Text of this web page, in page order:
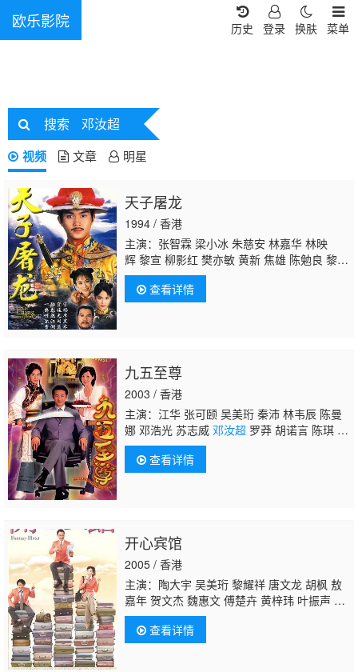
欧乐影院 菜单
换肤
登录
历史
搜索 邓汝超
视频 文章 明星
天子屠龙
1994 / 香港
主演：张智霖 梁小冰 朱慈安 林嘉华 林映
辉 黎宣 柳影红 樊亦敏 黄新 焦雄 陈勉良 黎汉
持 郭德信 江明辉 李耀敬 郭政鸿 林尚武 蔡国
庆 陈中坚 劉美珊 王维德 游飙 梁少狄 陈荣
峻 陆应康 陈燕航 林家栋 黄文标 萧山仁 关
查看详情
九五至尊
2003 / 香港
主演：江华 张可颐 吴美珩 秦沛 林韦辰 陈曼
娜 邓浩光 苏志威 邓汝超 罗莽 胡诺言 陈琪 郑
敬基 康华
查看详情
开心宾馆
2005 / 香港
主演：陶大宇 吴美珩 黎耀祥 唐文龙 胡枫 敖
嘉年 贺文杰 魏惠文 傅楚卉 黄梓玮 叶振声 徐
荣 马蹄露 林淑敏 杨嘉诺 戴耀明 陈勉良 李泳
豪 黄凤琼 余慕莲 廖丽丽 黄文标 雪妮 何启
南 钟志光 祝文君 白茵 罗浩楷 朱婉仪 汤盈
查看详情